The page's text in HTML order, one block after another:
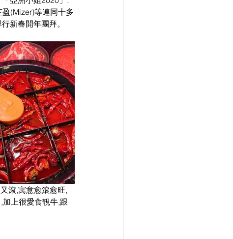
(Mizer)等連同十多
新春開年團拜。
滾,寓意愈滾愈旺,
上很愛食靚牛,跟